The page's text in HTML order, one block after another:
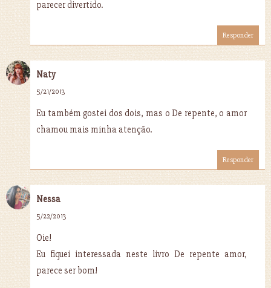
parecer divertido.
Responder
Naty
5/21/2013
Eu também gostei dos dois, mas o De repente, o amor
chamou mais minha atenção.
Responder
Nessa
5/22/2013
Oie!
Eu fiquei interessada neste livro De repente amor,
parece ser bom!